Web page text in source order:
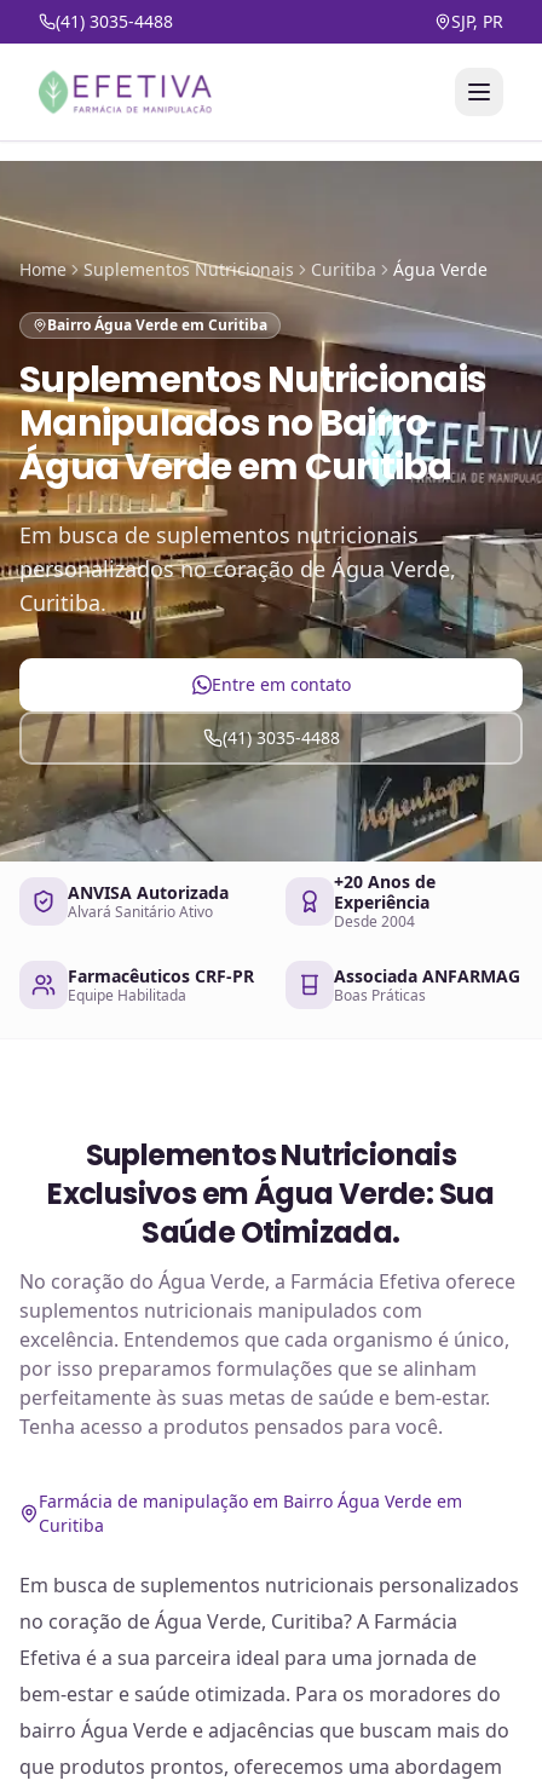
(41) 3035-4488 SJP, PR
Home Suplementos Nutricionais Curitiba Água Verde
Bairro Água Verde em Curitiba
Suplementos Nutricionais
ManipuladosnoBairro
Água Verde em Curitiba
Em busca de suplementos nutricionais
personalizados no coração de Água Verde,
Curitiba.
Entre em contato
(41) 3035-4488
ANVISA Autorizada
Alvará Sanitário Ativo
+20 Anos de
Experiência
Desde 2004
Farmacêuticos CRF-PR
Equipe Habilitada
Associada ANFARMAG
Boas Práticas
Suplementos Nutricionais
Exclusivos em Água Verde: Sua
Saúde Otimizada.
No coração do Água Verde, a Farmácia Efetiva oferece
suplementos nutricionais manipulados com
excelência. Entendemos que cada organismo é único,
por isso preparamos formulações que se alinham
perfeitamente às suas metas de saúde e bem-estar.
Tenha acesso a produtos pensados para você.
Farmácia de manipulação em Bairro Água Verde em
Curitiba
Em busca de suplementos nutricionais personalizados
no coração de Água Verde, Curitiba? A Farmácia
Efetiva é a sua parceira ideal para uma jornada de
bem-estar e saúde otimizada. Para os moradores do
bairro Água Verde e adjacências que buscam mais do
que produtos prontos, oferecemos uma abordagem